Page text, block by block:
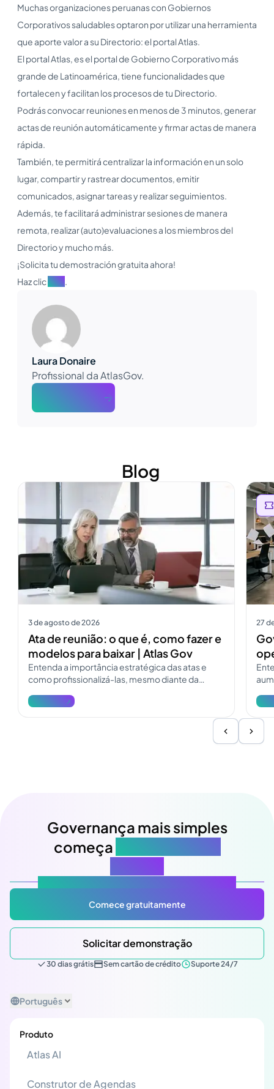
Muchas organizaciones peruanas con Gobiernos
Corporativos saludables optaron por utilizar una herramienta
que aporte valor a su Directorio: el portal Atlas.
El portal Atlas, es el portal de Gobierno Corporativo más
grande de Latinoamérica, tiene funcionalidades que
fortalecen y facilitan los procesos de tu Directorio.
Podrás convocar reuniones en menos de 3 minutos, generar
actas de reunión automáticamente y firmar actas de manera
rápida.
También, te permitirá centralizar la información en un solo
lugar, compartir y rastrear documentos, emitir
comunicados, asignar tareas y realizar seguimientos.
Además, te facilitará administrar sesiones de manera
remota, realizar (auto)evaluaciones a los miembros del
Directorio y mucho más.
¡Solicita tu demostración gratuita ahora!
Haz clicaquí.
Laura Donaire
Profissional da AtlasGov.
Blog
3 de agosto de 2026
Ata de reunião: o que é, como fazer e
modelos para baixar | Atlas Gov
Entenda a importância estratégica das atas e
como profissionalizá-las, mesmo diante da
Ver mais
Ver
27
Ver
Governança mais simples
começa
Comece gratuitamente
Solicitar demonstração
30 dias grátis Sem cartão de crédito Suporte 24/7
Português
Produto
Atlas AI
Construtor de Agendas